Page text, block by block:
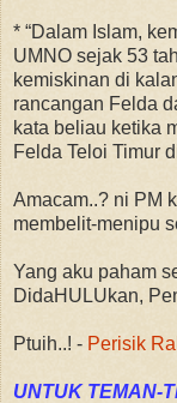
* “Dalam Islam,
UMNO sejak 53
kemiskinan di
rancangan Felda
kata beliau ketika
Felda Teloi Timur
Amacam..? ni PM
membelit-menipu
Yang aku paham
DidaHULUkan,
Ptuih..! - Perisik
UNTUK TEMAN-